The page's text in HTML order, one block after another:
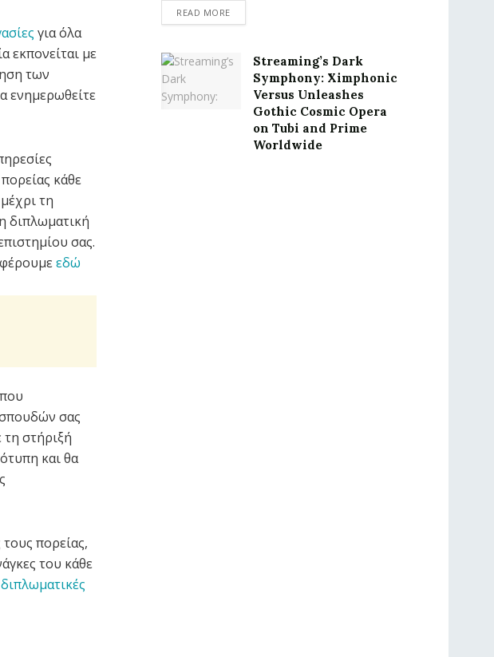
για όλα
εκπονείται με
των
ενημερωθείτε
κάθε
τη
διπλωματική
σας.
εδώ
σας
στήριξή
και θα
πορείας,
του κάθε
διπλωματικές
READ MORE
Streaming’s Dark
Symphony: Ximphonic
Versus Unleashes
Gothic Cosmic Opera
on Tubi and Prime
Worldwide